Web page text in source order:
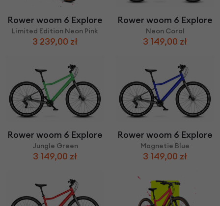
Rower woom 6 Explore
Limited Edition Neon Pink
3 239,00 zł
Rower woom 6 Explore
Neon Coral
3 149,00 zł
Rower woom 6 Explore
Jungle Green
3 149,00 zł
Rower woom 6 Explore
Magnetie Blue
3 149,00 zł